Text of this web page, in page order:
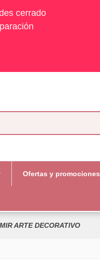
cerrado
Ofertas y promociones
ARTE DECORATIVO